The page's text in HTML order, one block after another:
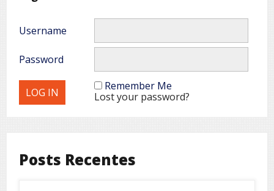
Username
Password
Remember Me
Lost your password?
Posts Recentes